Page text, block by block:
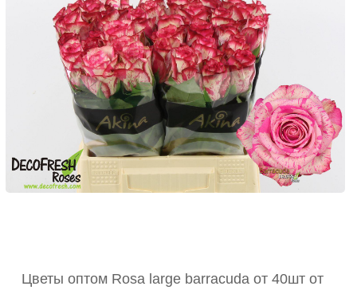
Цветы оптом Rosa large barracuda от 40шт от